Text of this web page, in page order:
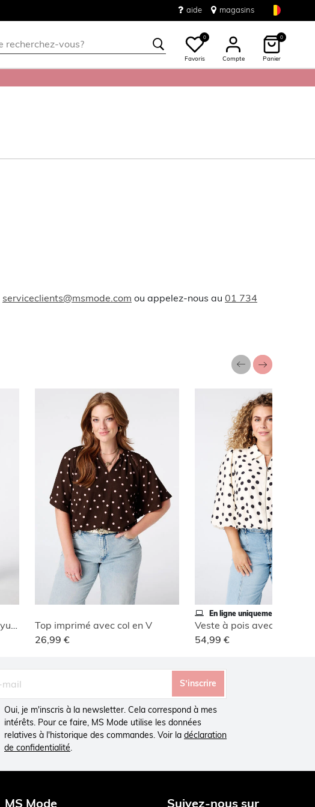
aide magasins
0
Favoris Compte
0
Panier
serviceclients@msmode.com ou appelez-nous au 01 734
Top imprimé avec col en V
26,99 €
En ligne uniquement
54,99 €
S’inscrire
Oui, je m'inscris à la newsletter. Cela correspond à mes
intérêts. Pour ce faire, MS Mode utilise les données
relatives à l'historique des commandes. Voir la déclaration
de confidentialité
MS Mode Suivez-nous sur